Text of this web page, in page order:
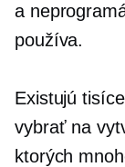
a
používa.
Existujú
vybrať na
ktorých